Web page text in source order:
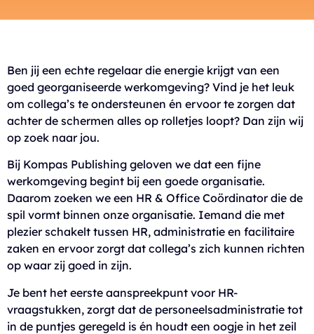
Ben jij een echte regelaar die energie krijgt van een
goed georganiseerde werkomgeving? Vind je het leuk
om collega’s te ondersteunen én ervoor te zorgen dat
achter de schermen alles op rolletjes loopt? Dan zijn wij
op zoek naar jou.
Bij Kompas Publishing geloven we dat een fijne
werkomgeving begint bij een goede organisatie.
Daarom zoeken we een HR & Office Coördinator die de
spil vormt binnen onze organisatie. Iemand die met
plezier schakelt tussen HR, administratie en facilitaire
zaken en ervoor zorgt dat collega’s zich kunnen richten
op waar zij goed in zijn.
Je bent het eerste aanspreekpunt voor HR-
vraagstukken, zorgt dat de personeelsadministratie tot
in de puntjes geregeld is én houdt een oogje in het zeil